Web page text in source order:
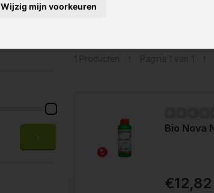
Wijzig mijn voorkeurenProducten
Bio Nova
€12,82